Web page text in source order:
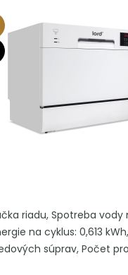
riadu, Spotreba vody
na cyklus: 0,613
súprav, Počet